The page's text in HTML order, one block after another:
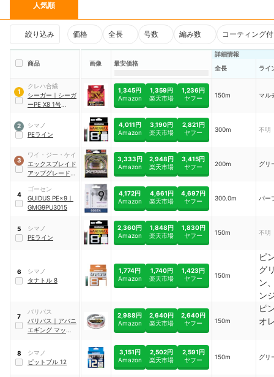
人気順
絞り込み 価格 全長 号数 編み数 コーティング
商品 画像 最安価格
詳細情報
全長
ライ
1
クレハ合繊
シーガー ｜ シーガ
ーPE X8 1号
1,345円
Amazon
1,359円
楽天市場
1,236円
ヤフー
150m マル
2
シマノ
PEライン
4,011円
Amazon
3,190円
楽天市場
2,821円
ヤフー
300m 不明
3
ワイ・ジー・ケイ
エックスブレイド
アップグレード
3,333円
Amazon
2,948円
楽天市場
3,415円
ヤフー
200m グリ
4
ゴーセン
GUIDUS PE×9 ｜
GMG9PU3015
4,172円
Amazon
4,661円
楽天市場
4,697円
ヤフー
300.0m パー
5
シマノ
PEライン
2,360円
Amazon
1,848円
楽天市場
1,830円
ヤフー
150m 不明
6
シマノ
タナトル 8
1,774円
Amazon
1,740円
楽天市場
1,423円
ヤフー
150m
ピ
グ
ン
ン
7
バリバス
バリバス ｜ アバニ
エギング マックス
2,988円
Amazon
2,640円
楽天市場
2,640円
ヤフー
150m
ピ
オ
8
シマノ
ピットブル 12
3,151円
Amazon
2,502円
楽天市場
2,591円
ヤフー
150m グリ